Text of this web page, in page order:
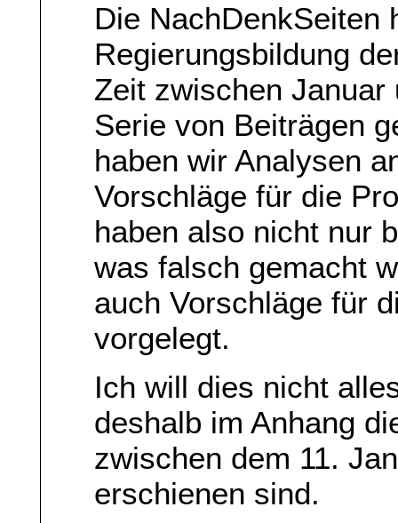
Die NachDenkSeiten
Regierungsbildung
Zeit zwischen Januar
Serie von Beiträgen
haben wir Analysen
Vorschläge für die
haben also nicht nur
was falsch gemacht
auch Vorschläge für
vorgelegt.
Ich will dies nicht
deshalb im Anhang
zwischen dem 11.
erschienen sind.